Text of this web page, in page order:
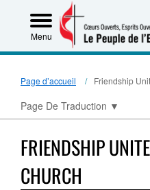
Menu
Page d’accueil Friendship
Page De Traduction ▼
FRIENDSHIP
CHURCH